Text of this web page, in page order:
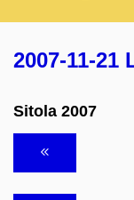
2007-11-21
Sitola 2007